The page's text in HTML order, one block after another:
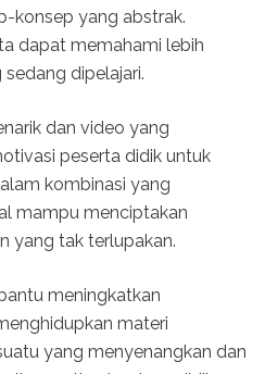
konsep yang abstrak.
dapat memahami lebih
dipelajari.
dan video yang
peserta didik untuk
kombinasi yang
mampu menciptakan
yang tak terlupakan.
meningkatkan
materi
yang menyenangkan dan